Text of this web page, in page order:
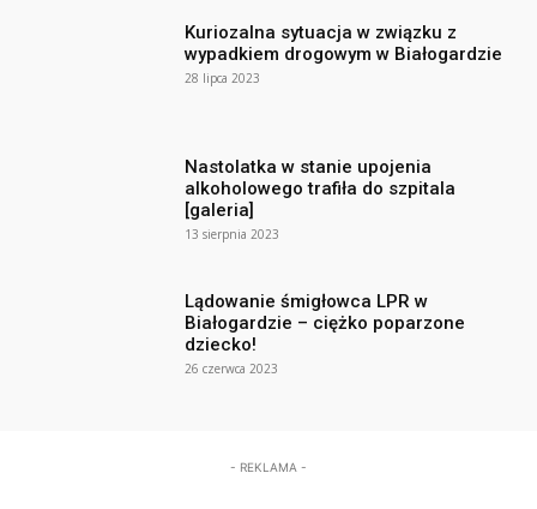
Kuriozalna sytuacja w związku z
wypadkiem drogowym w Białogardzie
28 lipca 2023
Nastolatka w stanie upojenia
alkoholowego trafiła do szpitala
[galeria]
13 sierpnia 2023
Lądowanie śmigłowca LPR w
Białogardzie – ciężko poparzone
dziecko!
26 czerwca 2023
- REKLAMA -